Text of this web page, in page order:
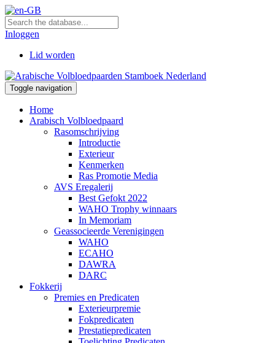
Inloggen
Lid worden
Toggle navigation
Home
Arabisch Volbloedpaard
Rasomschrijving
Introductie
Exterieur
Kenmerken
Ras Promotie Media
AVS Eregalerij
Best Gefokt 2022
WAHO Trophy winnaars
In Memoriam
Geassocieerde Verenigingen
WAHO
ECAHO
DAWRA
DARC
Fokkerij
Premies en Predicaten
Exterieurpremie
Fokpredicaten
Prestatiepredicaten